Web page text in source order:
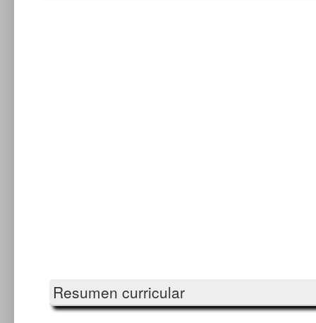
Resumen curricular